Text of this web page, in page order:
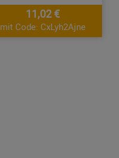
11,02 €
mit Code: CxLyh2Ajne